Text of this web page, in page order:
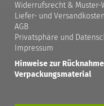
Widerrufsrecht &
Liefer- und Versandkosten
AGB
Privatsphäre und
Impressum
Hinweise zur
Verpackungsmaterial